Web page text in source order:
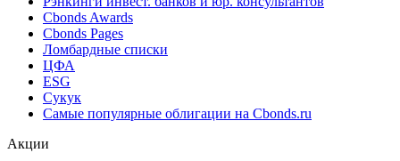
Cbonds Awards
Cbonds Pages
Ломбардные списки
ЦФА
ESG
Сукук
Самые популярные облигации на Cbonds.ru
Акции